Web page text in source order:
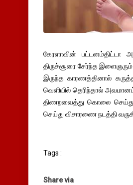
கேரளாவின் பட்டனம்திட்டா
திருச்சூரை சேர்ந்த
இருந்த காரணத்தினால்
வெளியில் தெரிந்தால்
திணறவைத்து கொலை
செய்து விசாரணை நடத்தி
Tags :
Share via